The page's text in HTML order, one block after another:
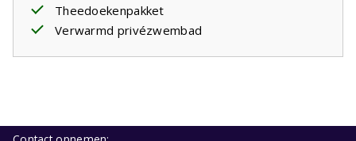
Theedoekenpakket
Verwarmd privézwembad